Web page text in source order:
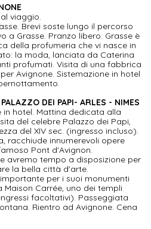
viaggio.
Brevi soste lungo il percorso
a Grasse. Pranzo libero. Grasse è
della profumeria che vi nasce in
la moda, lanciata da Caterina
profumati. Visita di una fabbrica
Avignone. Sistemazione in hotel
DEI PAPI- ARLES - NIMES
in hotel. Mattina dedicata alla
del celebre Palazzo dei Papi,
del XIV sec. (ingresso incluso).
racchiude innumerevoli opere
Pont d'Avignon.
avremo tempo a disposizione per
la bella città d'arte.
per i suoi monumenti
Carrée, uno dei templi
facoltativi). Passeggiata
Rientro ad Avignone. Cena